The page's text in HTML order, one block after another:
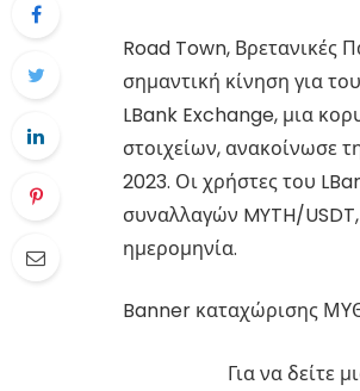
Road Town, Βρετανικές
σημαντική κίνηση για
LBank Exchange, μια
στοιχείων, ανακοίνωσε
2023. Οι χρήστες του
συναλλαγών MYTH/
ημερομηνία.
Banner καταχώρισης
Για να δείτε